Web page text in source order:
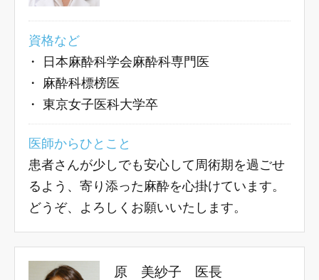
資格など
・
日本麻酔科学会麻酔科専門医
・
麻酔科標榜医
・ 東京女子医科大学卒
医師からひとこと
患者さんが少しでも安心して周術期を過ごせ
るよう、寄り添った麻酔を心掛けています。
どうぞ、よろしくお願いいたします。
原 美紗子 医長